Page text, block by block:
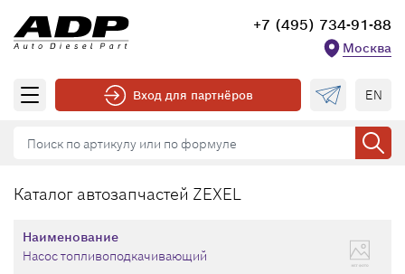
+7 (495) 734-91-88
Москва
Вход для партнёров EN
Каталог автозапчастей ZEXEL
Наименование
Насос топливоподкачивающий